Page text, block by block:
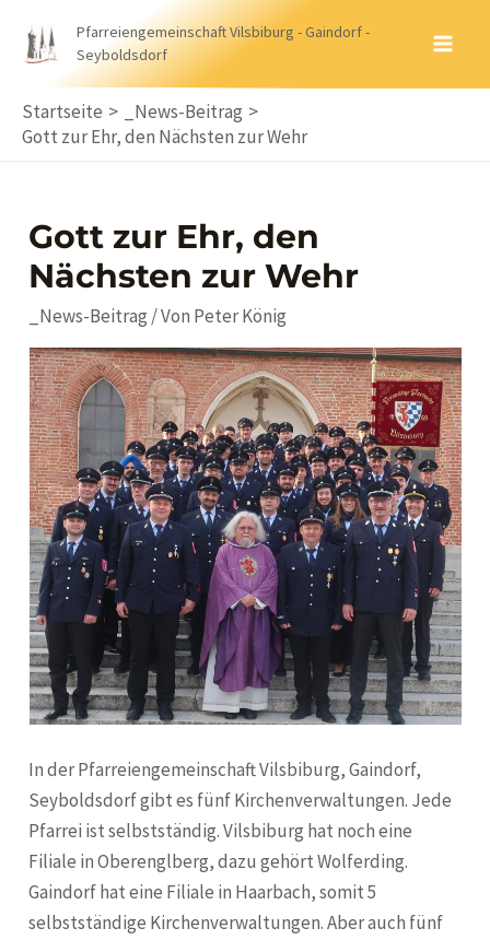
Inhalt
Pfarreiengemeinschaft Vilsbiburg - Gaindorf -
Seyboldsdorf
Startseite
_News-Beitrag
Gott zur Ehr, den Nächsten zur Wehr
Gott zur Ehr, den
Nächsten zur Wehr
_News-Beitrag / Von Peter König
In der Pfarreiengemeinschaft Vilsbiburg, Gaindorf,
Seyboldsdorf gibt es fünf Kirchenverwaltungen. Jede
Pfarrei ist selbstständig. Vilsbiburg hat noch eine
Filiale in Oberenglberg, dazu gehört Wolferding.
Gaindorf hat eine Filiale in Haarbach, somit 5
selbstständige Kirchenverwaltungen. Aber auch fünf